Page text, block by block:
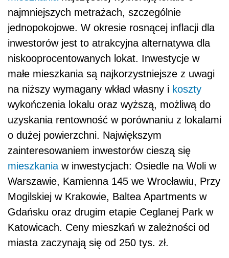
najmniejszych metrażach, szczególnie
jednopokojowe. W okresie rosnącej inflacji dla
inwestorów jest to atrakcyjna alternatywa dla
niskooprocentowanych lokat. Inwestycje w
małe mieszkania są najkorzystniejsze z uwagi
na niższy wymagany wkład własny i koszty
wykończenia lokalu oraz wyższą, możliwą do
uzyskania rentowność w porównaniu z lokalami
o dużej powierzchni. Największym
zainteresowaniem inwestorów cieszą się
mieszkaniaw inwestycjach: Osiedle na Woli w
Warszawie, Kamienna 145 we Wrocławiu, Przy
Mogilskiej w Krakowie, Baltea Apartments w
Gdańsku oraz drugim etapie Ceglanej Park w
Katowicach. Ceny mieszkań w zależności od
miasta zaczynają się od 250 tys. zł.